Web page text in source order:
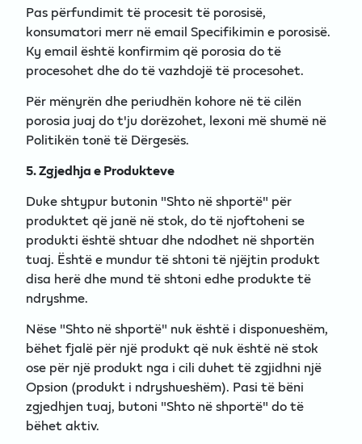
Pas përfundimit të procesit të porosisë,
konsumatori merr në email Specifikimin e porosisë.
Ky email është konfirmim që porosia do të
procesohet dhe do të vazhdojë të procesоhet.
Për mënyrën dhe periudhën kohore në të cilën
porosia juaj do t'ju dorëzohet, lexoni më shumë në
Politikën tonë të Dërgesës.
5. Zgjedhja e Produkteve
Duke shtypur butonin "Shto në shportë" për
produktet që janë në stok, do të njoftoheni se
produkti është shtuar dhe ndodhet në shportën
tuaj. Është e mundur të shtoni të njëjtin produkt
disa herë dhe mund të shtoni edhe produkte të
ndryshme.
Nëse "Shto në shportë" nuk është i disponueshëm,
bëhet fjalë për një produkt që nuk është në stok
ose për një produkt nga i cili duhet të zgjidhni një
Opsion (produkt i ndryshueshëm). Pasi të bëni
zgjedhjen tuaj, butoni "Shto në shportë" do të
bëhet aktiv.